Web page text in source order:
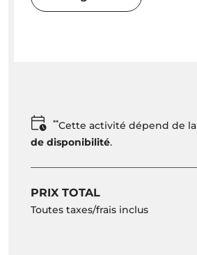
**Cette activité dépend de la
de disponibilité.
PRIX TOTAL
Toutes taxes/frais inclus